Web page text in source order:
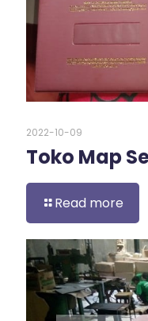
2022-10-09
Toko Map
Read more